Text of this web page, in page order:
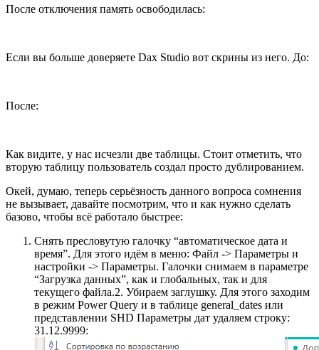
После отключения память освободилась:
Если вы больше доверяете Dax Studio вот скрины из него. До:
После:
Как видите, у нас исчезли две таблицы. Стоит отметить, что
вторую таблицу пользователь создал просто дублированием.
Окей, думаю, теперь серьёзность данного вопроса сомнения
не вызывает, давайте посмотрим, что и как нужно сделать
базово, чтобы всё работало быстрее:
Снять пресловутую галочку “автоматическое дата и
время”. Для этого идём в меню: Файл -> Параметры и
настройки -> Параметры. Галочки снимаем в параметре
“Загрузка данных”, как и глобальных, так и для
текущего файла.2. Убираем заглушку. Для этого заходим
в режим Power Query и в таблице general_dates или
представлении SHD Параметры дат удаляем строку:
31.12.9999: